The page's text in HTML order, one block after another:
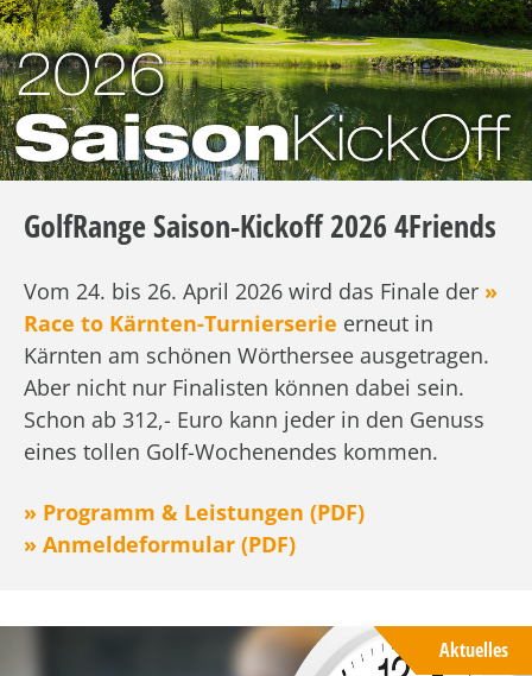
GolfRange Saison-Kickoff 2026 4Friends
Vom 24. bis 26. April 2026 wird das Finale der »
Race to Kärnten-Turnierserie erneut in
Kärnten am schönen Wörthersee ausgetragen.
Aber nicht nur Finalisten können dabei sein.
Schon ab 312,- Euro kann jeder in den Genuss
eines tollen Golf-Wochenendes kommen.
» Programm & Leistungen (PDF)
» Anmeldeformular (PDF)
Aktuelles